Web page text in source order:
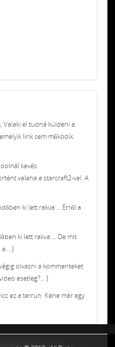
Valaki el tudná küldeni a
link sem működik.
kevés
valaha a starcraft2-vel. A
ki lett rakva ... Erről a
ki lett rakva ... De mit
}
olvasni a kommenteket
esetleg?... }
ez a terrun. Kéne már egy